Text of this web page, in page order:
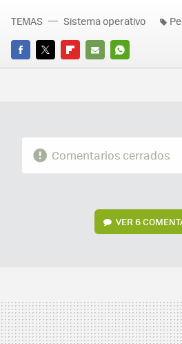
FACEBOOK
TWITTERFLIPBOARD
E-
WHATSAPP
TEMAS Sistema operativo
Comentarios cerrados
VER6